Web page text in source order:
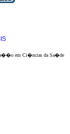
em Ci�ncias da Sa�de